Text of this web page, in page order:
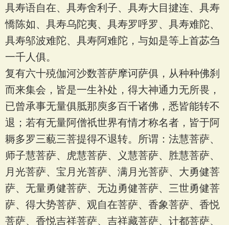
具寿语自在、具寿舍利子、具寿大目揵连、具寿
憍陈如、具寿乌陀夷、具寿罗呼罗、具寿难陀、
具寿邬波难陀、具寿阿难陀，与如是等上首苾刍
一千人俱。
复有六十殑伽河沙数菩萨摩诃萨俱，从种种佛刹
而来集会，皆是一生补处，得大神通力无所畏，
已曾承事无量俱胝那庾多百千诸佛，悉皆能转不
退；若有无量阿僧祇世界有情才称名者，皆于阿
耨多罗三藐三菩提得不退转。所谓：法慧菩萨、
师子慧菩萨、虎慧菩萨、义慧菩萨、胜慧菩萨、
月光菩萨、宝月光菩萨、满月光菩萨、大勇健菩
萨、无量勇健菩萨、无边勇健菩萨、三世勇健菩
萨、得大势菩萨、观自在菩萨、香象菩萨、香悦
菩萨、香悦吉祥菩萨、吉祥藏菩萨、计都菩萨、